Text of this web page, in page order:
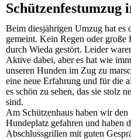
Schützenfestumzug
Beim diesjährigen Umzug hat es
gemeint. Kein Regen oder große
durch Wieda gestört. Leider
Aktive dabei, aber es hat wie
unseren Hunden im Zug zu
eine neue Erfahrung und für die
es schön zu sehen, das sie stolz
sind.
Am Schützenhaus haben wir
Hundeplatz gefahren und haben
Abschlussgrillen mit guten